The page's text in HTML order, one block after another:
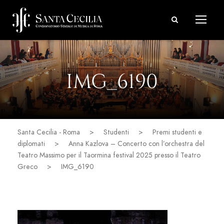
IMG_6190
Santa Cecilia - Roma > Studenti >
Premi studenti e
diplomati
>
Anna Kazlova – Concerto con l’orchestra del
Teatro Massimo per il Taormina festival 2025 presso il Teatro
Greco
> IMG_6190